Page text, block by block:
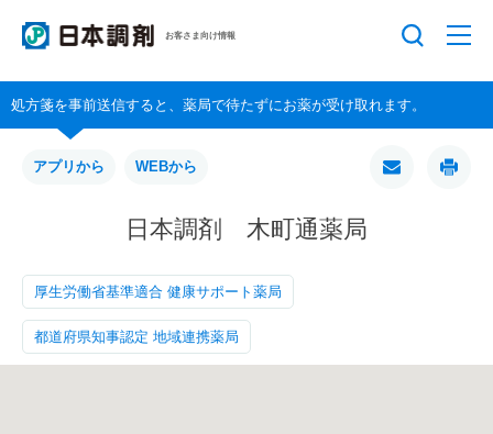
お客さま向け情報
処方箋を事前送信すると、薬局で待たずにお薬が受け取れます。
アプリから WEBから
日本調剤 木町通薬局
厚生労働省基準適合 健康サポート薬局
都道府県知事認定 地域連携薬局